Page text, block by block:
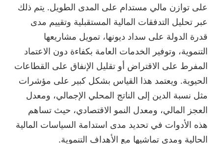
على توازن مالي مستدام على المدى الطويل. يتم ذلك
عبر تحليل التدفقات المالية المستقبلية وتقييم مدى
قدرة الدولة على سداد ديونها، تمويل مشاريعها
التنموية، وتوفير الخدمات العامة بكفاءة دون الاعتماد
المفرط على الاقتراض أو تقليل الإنفاق على القطاعات
الحيوية. ويعتمد هذا القياس بشكل كبير على مؤشرات
مثل نسبة الدين إلى الناتج المحلي الإجمالي، ومعدل
العجز المالي، ومعدل النمو الاقتصادي، حيث تساهم
هذه الأدوات في تحديد مدى استدامة السياسات المالية
الحالية ومدى تماشيها مع الأهداف التنموية.